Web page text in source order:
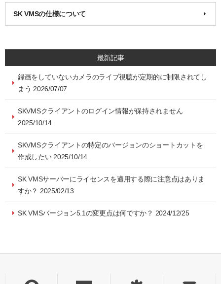
SK VMSの仕様について
最新記事
録画をしていないカメラのライブ視聴が定期的に制限されてし
まう 2026/07/07
SKVMSクライアントのログイン情報が保持されません
2025/10/14
SKVMSクライアントの特定のバージョンのショートカットを
作成したい 2025/10/14
SK VMSサーバーにライセンスを適用する際に注意点はありま
すか？ 2025/02/13
SK VMSバージョン5.1の変更点は何ですか？ 2024/12/25